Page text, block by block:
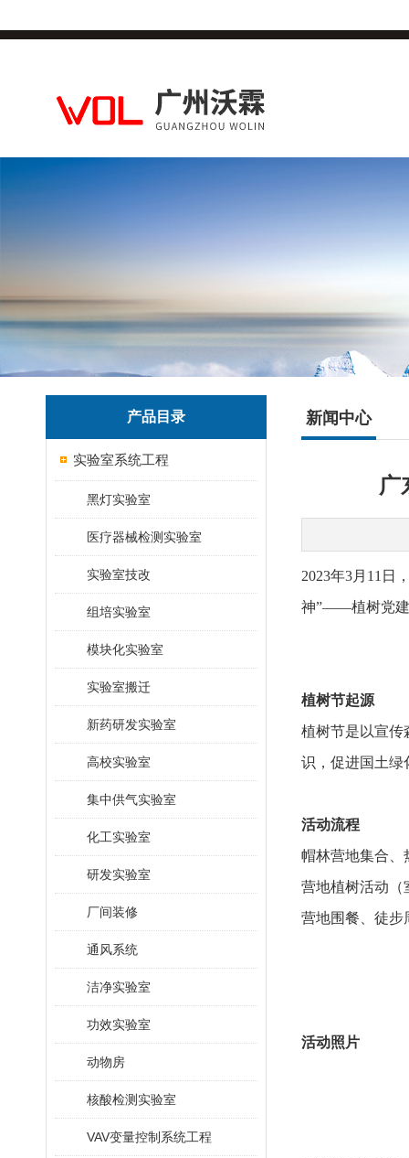
产品目录
实验室系统工程
黑灯实验室
医疗器械检测实验室
实验室技改
组培实验室
模块化实验室
实验室搬迁
新药研发实验室
高校实验室
集中供气实验室
化工实验室
研发实验室
厂间装修
通风系统
洁净实验室
功效实验室
动物房
核酸检测实验室
VAV变量控制系统工程
新闻中心
⼴
2023年3月11日
神”——植树党建
植树节起源
植树节是以宣传
识，促进国土绿
活动流程
帽林营地集合、
营地植树活动（
营地围餐、徒步
活动照片